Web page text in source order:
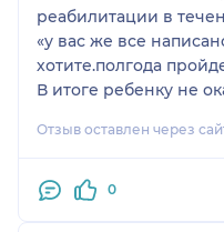
реабилитации в
«у вас же все
хотите.полгода
В итоге ребенку не
необходимо.
Отзыв оставлен через
0